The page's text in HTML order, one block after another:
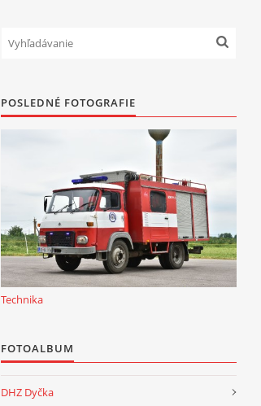
POSLEDNÉ FOTOGRAFIE
Technika
FOTOALBUM
DHZ Dyčka